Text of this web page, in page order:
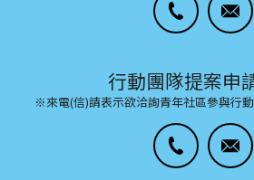
行動團隊提案申
※來電(信)請表示欲洽詢青年社區參與行